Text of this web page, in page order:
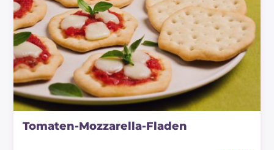
Tomaten-Mozzarella-Fladen